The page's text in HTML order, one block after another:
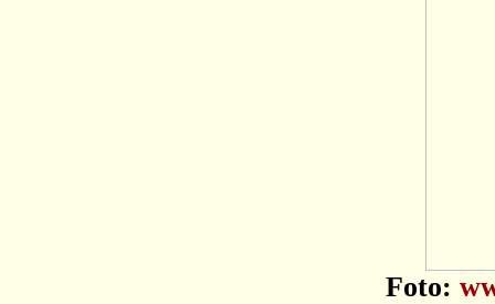
Foto: